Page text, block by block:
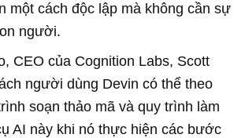
một cách độc lập mà không cần sự
người.
CEO của Cognition Labs, Scott
người dùng Devin có thể theo
soạn thảo mã và quy trình làm
AI này khi nó thực hiện các bước